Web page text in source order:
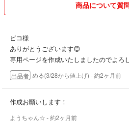
商品について質
ピコ様
ありがとうございます😊
専用ページを作成いたしましたのでよろ
出品者 める(3/28から値上げ) - 約2ヶ月前
作成お願いします！
ようちゃん☆ - 約2ヶ月前